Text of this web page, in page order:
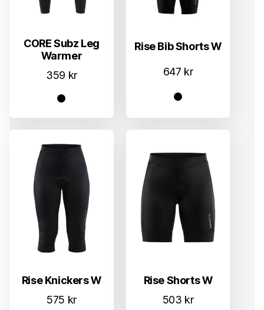
CORE Subz Leg
Warmer
359 kr
Rise Bib Shorts W
647 kr
Rise Knickers W
575 kr
Rise Shorts W
503 kr